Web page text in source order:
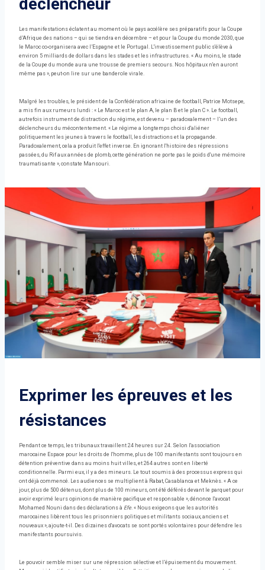
déclencheur
Les manifestations éclatent au moment où le pays accélère ses préparatifs pour la Coupe
d’Afrique des nations – qui se tiendra en décembre – et pour la Coupe du monde 2030, que
le Maroc co-organisera avec l’Espagne et le Portugal. L'investissement public s'élève à
environ 5 milliards de dollars dans les stades et les infrastructures. « Au moins, le stade
de la Coupe du monde aura une trousse de premiers secours. Nos hôpitaux n'en auront
même pas », peut-on lire sur une banderole virale.
Malgré les troubles, le président de la Confédération africaine de football, Patrice Motsepe,
a mis fin aux rumeurs lundi : « Le Maroc est le plan A, le plan B et le plan C ». Le football,
autrefois instrument de distraction du régime, est devenu – paradoxalement – ​​l’un des
déclencheurs du mécontentement. « Le régime a longtemps choisi d'aliéner
politiquement les jeunes à travers le football, les distractions et la propagande.
Paradoxalement, cela a produit l'effet inverse. En ignorant l'histoire des répressions
passées, du Rif aux années de plomb, cette génération ne porte pas le poids d'une mémoire
traumatisante », constate Mansouri.
Exprimer les épreuves et les
résistances
Pendant ce temps, les tribunaux travaillent 24 heures sur 24. Selon l'association
marocaine Espace pour les droits de l'homme, plus de 100 manifestants sont toujours en
détention préventive dans au moins huit villes, et 264 autres sont en liberté
conditionnelle. Parmi eux, il y a des mineurs. Le tout soumis à des processus express qui
ont déjà commencé. Les audiences se multiplient à Rabat, Casablanca et Meknès. « A ce
jour, plus de 500 détenus, dont plus de 100 mineurs, ont été déférés devant le parquet pour
avoir exprimé leurs opinions de manière pacifique et responsable », dénonce l'avocat
Mohamed Nouni dans des déclarations à Efe. « Nous exigeons que les autorités
marocaines libèrent tous les prisonniers politiques et militants sociaux, anciens et
nouveaux », ajoute-t-il. Des dizaines d'avocats se sont portés volontaires pour défendre les
manifestants poursuivis.
Le pouvoir semble miser sur une répression sélective et l’épuisement du mouvement.